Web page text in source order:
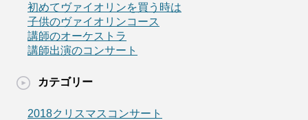
初めてヴァイオリンを買う時は
子供のヴァイオリンコース
講師のオーケストラ
講師出演のコンサート
カテゴリー
2018クリスマスコンサート